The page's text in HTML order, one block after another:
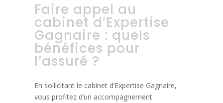
Faire appel au
cabinet d’Expertise
Gagnaire : quels
bénéfices pour
l’assuré ?
En sollicitant le cabinet d’Expertise Gagnaire,
vous profitez d’un accompagnement